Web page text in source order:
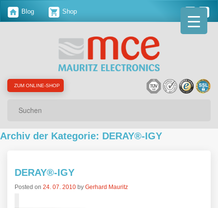
Blog Shop
ZUM ONLINE-SHOP
Archiv der Kategorie: DERAY®-IGY
DERAY®-IGY
Posted on 24. 07. 2010 by Gerhard Mauritz